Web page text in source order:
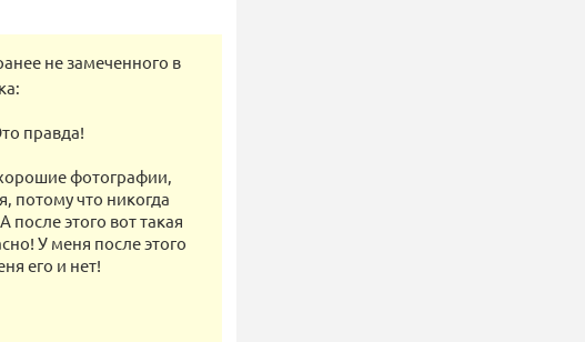
не замеченного в
правда!
фотографии,
потому что никогда
этого вот такая
У меня после этого
его и нет!